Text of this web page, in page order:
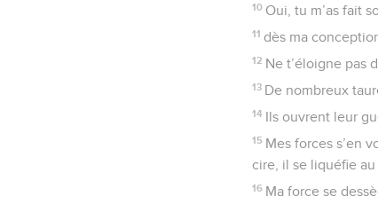
10 Oui, tu m’as fait
11 dès ma
12 Ne t’éloigne pas
13 De nombreux
14 Ils ouvrent leur
15 Mes forces s’en
cire, il se liquéfie au
16 Ma force se